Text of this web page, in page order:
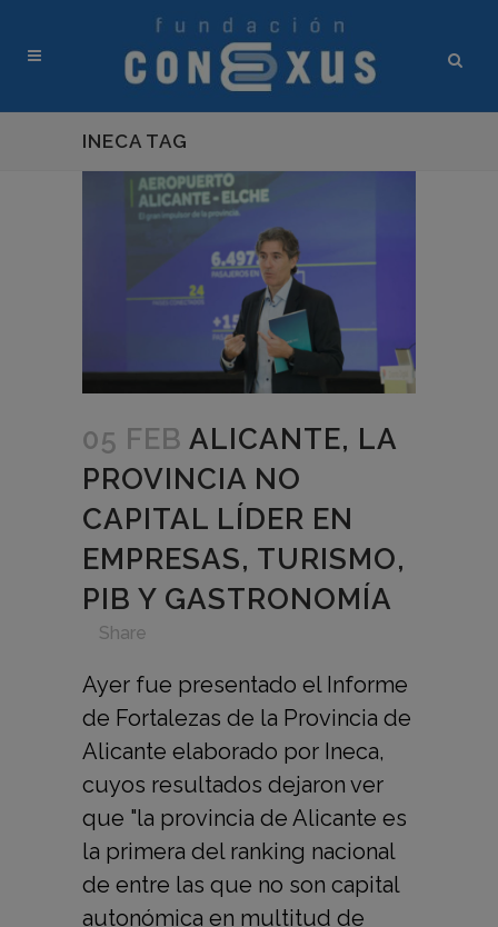
INECA TAG
05 FEB ALICANTE, LA
PROVINCIA NO
CAPITAL LÍDER EN
EMPRESAS, TURISMO,
PIB Y GASTRONOMÍA
Share
Ayer fue presentado el Informe
de Fortalezas de la Provincia de
Alicante elaborado por Ineca,
cuyos resultados dejaron ver
que "la provincia de Alicante es
la primera del ranking nacional
de entre las que no son capital
autonómica en multitud de